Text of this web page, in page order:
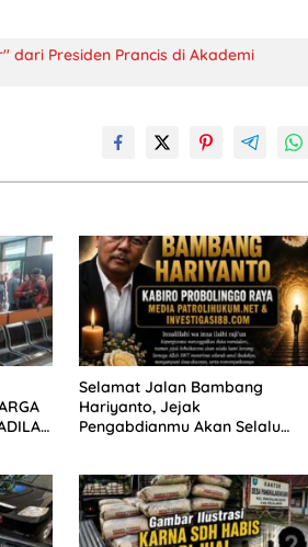
dari Presiden Prancis di Akademi
Selamat Jalan Bambang
Hariyanto, Jejak
Pengabdianmu Akan Selalu